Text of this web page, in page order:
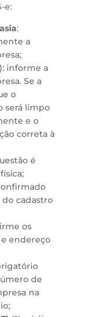
e:
:
a
informe a
Se a
o
será limpo
e o
correta à
é
cadastro
os
endereço
de
na